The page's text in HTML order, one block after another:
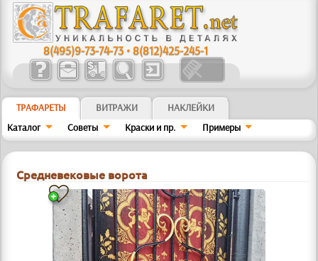
8(495)9-73-74-73 •8(812)425-245-1
ТРАФАРЕТЫ ВИТРАЖИ
НАКЛЕЙКИ
Каталог
Советы Краски и пр. Примеры
Средневековые ворота